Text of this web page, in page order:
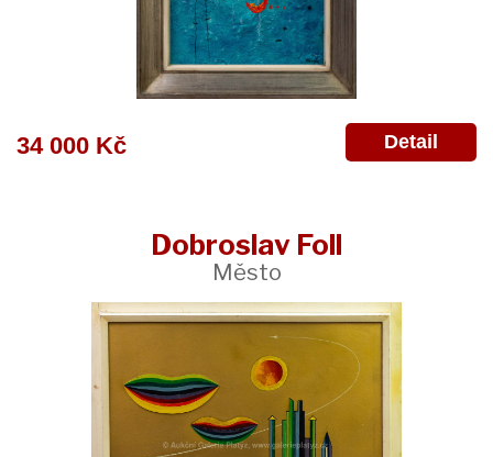
34 000 Kč Detail
Dobroslav Foll
Město